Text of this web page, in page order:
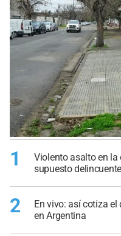
1
Violento asalto en
supuesto
2
En vivo: así cotiza
en Argentina